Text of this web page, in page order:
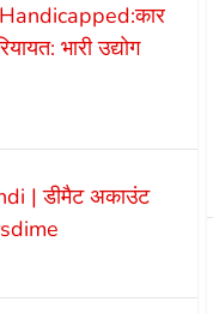
भारी उद्योग
| डीमैट अकाउंट